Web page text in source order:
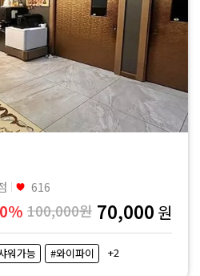
616
100,000원 70,000 원
워가능 #와이파이 +2